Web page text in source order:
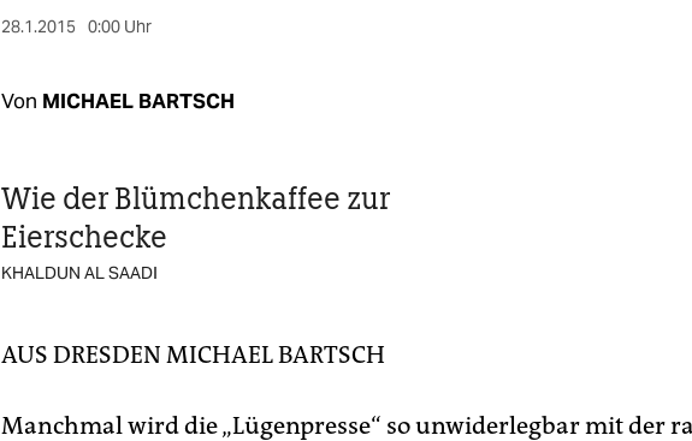
28.1.2015 0:00 Uhr
Von MICHAEL BARTSCH
Wie der Blümchenkaffee zur
Eierschecke
KHALDUN AL SAADI
AUS DRESDEN MICHAEL BARTSCH
Manchmal wird die „Lügenpresse“ so unwiderlegbar mit der